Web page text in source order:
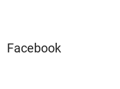
Facebook